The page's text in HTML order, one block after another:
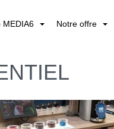
MEDIA6 Notre offre